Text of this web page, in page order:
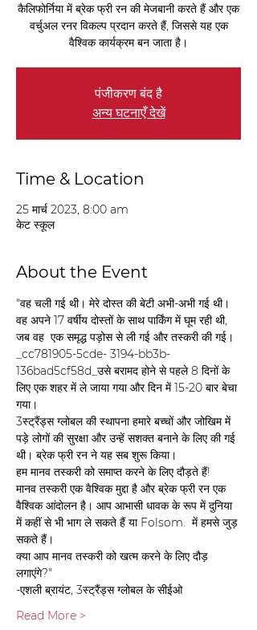
कैलिफोर्निया में ब्रेक फ्री रन की मेजबानी करते हैं और एक
वर्चुअल रनर विकल्प प्रदान करते हैं, जिससे यह एक
वैश्विक कार्यक्रम बन जाता है।
पंजीकरण बंद है
अन्य घटनाएँ देखें
Time & Location
25 मार्च 2023, 8:00 am
केट स्कूल
About the Event
"वह चली गई थी। मेरे दोस्त की बेटी अभी-अभी गई थी।
वह अपने 17 वर्षीय दोस्तों के साथ पार्किंग में घूम रही थी,
जब वह  एक समृद्ध पड़ोस से ली गई और तस्करी की गई।
_cc781905-5cde- 3194-bb3b-
136bad5cf58d_उसे बरामद होने से पहले 8 दिनों के
लिए एक शहर में ले जाया गया और दिन में 15-20 बार बेचा
गया।
3स्ट्रैंड्स ग्लोबल की स्थापना हमारे बच्चों और जोखिम में
पड़े लोगों की सुरक्षा और उन्हें सशक्त बनाने के लिए की गई
थी। ब्रेक फ्री रन ने यह सब शुरू किया।
हम मानव तस्करी को समाप्त करने के लिए दौड़ते हैं!
मानव तस्करी एक वैश्विक मुद्दा है और ब्रेक फ्री रन एक
वैश्विक आंदोलन है। आप आभासी धावक के रूप में दुनिया
में कहीं से भी भाग ले सकते हैं या Folsom.  में हमसे जुड़
सकते हैं।
क्या आप मानव तस्करी को खत्म करने के लिए दौड़
लगाएंगे?"
-एशली ब्रायंट, 3स्ट्रैंड्स ग्लोबल के सीईओ
Read More >